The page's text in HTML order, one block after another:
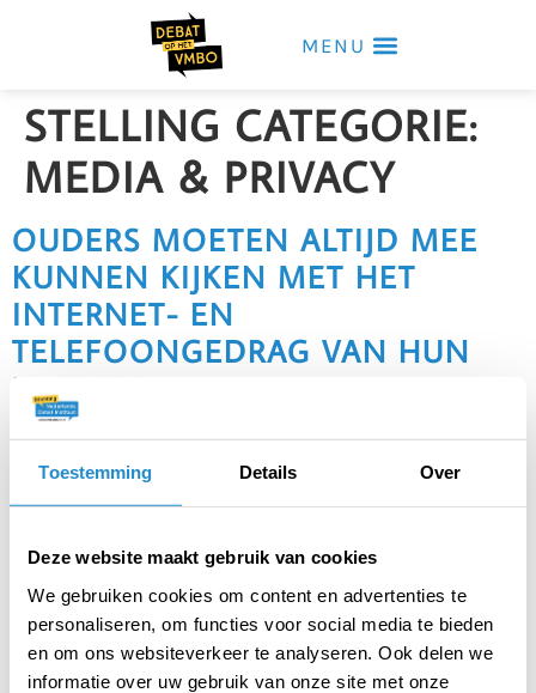
Toestemming Details Over
Deze website maakt gebruik van cookies
We gebruiken cookies om content en advertenties te
personaliseren, om functies voor social media te bieden
en om ons websiteverkeer te analyseren. Ook delen we
informatie over uw gebruik van onze site met onze
MENU
STELLING CATEGORIE:
MEDIA & PRIVACY
OUDERS MOETEN ALTIJD MEE
KUNNEN KIJKEN MET HET
INTERNET- EN
TELEFOONGEDRAG VAN HUN
KINDEREN
Ouders moeten altijd kunnen meekijken met
het internet- en telefoongedrag van hun
kinderen
KLASGENOTEN MOET JE ALTIJD
ACCEPTEREN OP SOCIAL MEDIA
Klasgenoten moet je altijd accepteren op
social media